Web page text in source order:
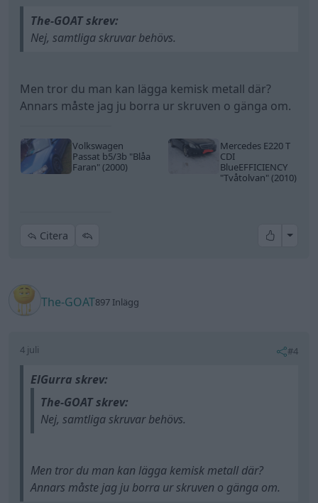
The-GOAT skrev:
Nej, samtliga skruvar behövs.
Men tror du man kan lägga kemisk metall där?
Annars måste jag ju borra ur skruven o gänga om.
Volkswagen
Passat b5/3b "Blåa
Faran"(2000)
Mercedes E220 T
CDI
BlueEFFICIENCY
"Tvåtolvan"(2010)
Citera All
The-GOAT897 Inlägg
4 juli #4
ElGurra skrev:
The-GOAT skrev:
Nej, samtliga skruvar behövs.
Men tror du man kan lägga kemisk metall där?
Annars måste jag ju borra ur skruven o gänga om.